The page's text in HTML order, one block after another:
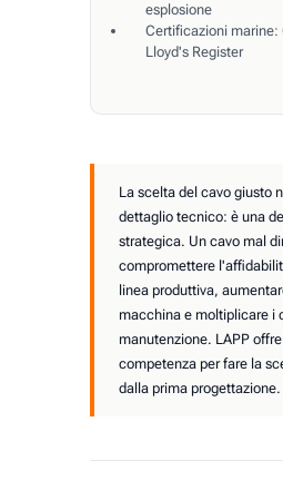
esplosione
Certificazioni marine:
Lloyd's Register
La scelta del cavo giusto
dettaglio tecnico: è una
strategica. Un cavo mal
compromettere
linea produttiva,
macchina e moltiplicare i
manutenzione. LAPP
competenza per fare la
dalla prima progettazione.